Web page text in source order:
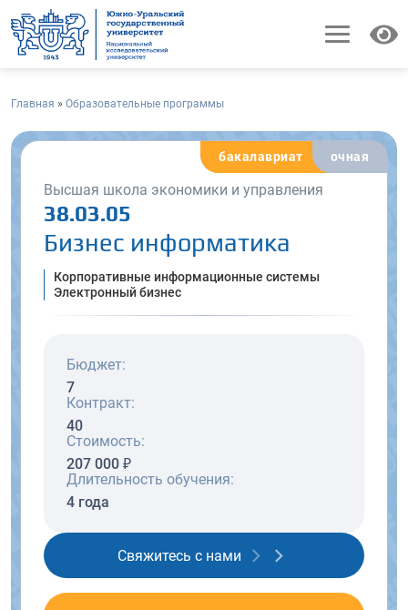
Главная » Образовательные программы
бакалавриат очная
Высшая школа экономики и управления
38.03.05
Бизнес информатика
Корпоративные информационные системы
Электронный бизнес
Бюджет:
7
Контракт:
40
Стоимость:
207 000 ₽
Длительность обучения:
4 года
Свяжитесь с нами